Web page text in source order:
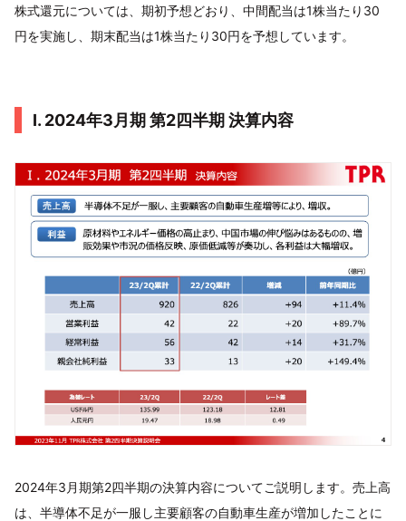
株式還元については、期初予想どおり、中間配当は1株当たり30
円を実施し、期末配当は1株当たり30円を予想しています。
Ⅰ. 2024年3月期 第2四半期 決算内容
2024年3月期第2四半期の決算内容についてご説明します。売上高
は、半導体不足が一服し主要顧客の自動車生産が増加したことに